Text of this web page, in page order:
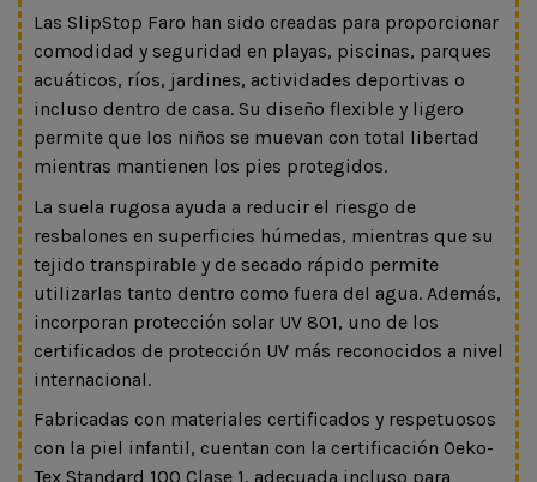
Las SlipStop Faro han sido creadas para proporcionar
comodidad y seguridad en playas, piscinas, parques
acuáticos, ríos, jardines, actividades deportivas o
incluso dentro de casa. Su diseño flexible y ligero
permite que los niños se muevan con total libertad
mientras mantienen los pies protegidos.
La suela rugosa ayuda a reducir el riesgo de
resbalones en superficies húmedas, mientras que su
tejido transpirable y de secado rápido permite
utilizarlas tanto dentro como fuera del agua. Además,
incorporan protección solar UV 801, uno de los
certificados de protección UV más reconocidos a nivel
internacional.
Fabricadas con materiales certificados y respetuosos
con la piel infantil, cuentan con la certificación Oeko-
Tex Standard 100 Clase 1, adecuada incluso para